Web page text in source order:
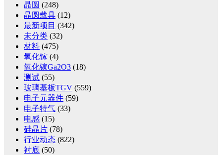
晶圆 (248)
晶圆载具 (12)
最新项目 (342)
未分类 (32)
材料 (475)
氧化镓 (4)
氧化镓Ga2O3 (18)
测试 (55)
玻璃基板TGV (559)
电子元器件 (59)
电子特气 (33)
电感 (15)
硅晶片 (78)
行业动态 (822)
衬底 (50)